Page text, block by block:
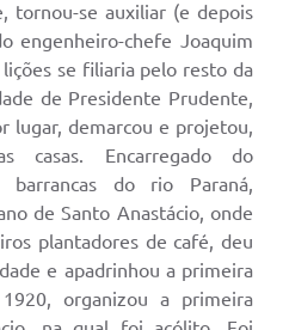
tornou-se auxiliar (e depois
engenheiro-chefe Joaquim
se filiaria pelo resto da
de Presidente Prudente,
lugar, demarcou e projetou,
casas. Encarregado do
barrancas do rio Paraná,
de Santo Anastácio, onde
plantadores de café, deu
e apadrinhou a primeira
organizou a primeira